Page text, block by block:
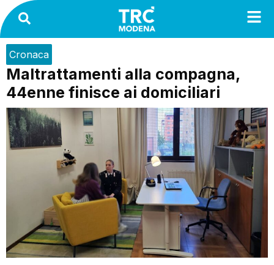
Cronaca
Maltrattamenti alla compagna,
44enne finisce ai domiciliari